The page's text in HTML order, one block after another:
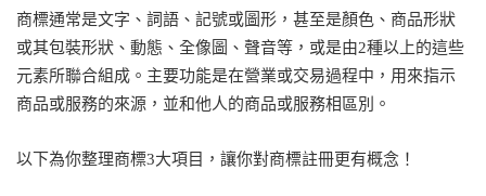
商標通常是文字、詞語、記號或圖形，甚至是顏色、商品形狀
或其包裝形狀、動態、全像圖、聲音等，或是由2種以上的這些
元素所聯合組成。主要功能是在營業或交易過程中，用來指示
商品或服務的來源，並和他人的商品或服務相區別。
以下為你整理商標3大項目，讓你對商標註冊更有概念！